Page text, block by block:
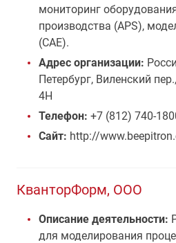
мониторинг
производства (APS),
(CAE).
Адрес организации:
Петербург, Виленский
4Н
Телефон: +7 (812) 740-
Сайт: http://
КванторФорм, ООО
Описание деятельности:
для моделирования